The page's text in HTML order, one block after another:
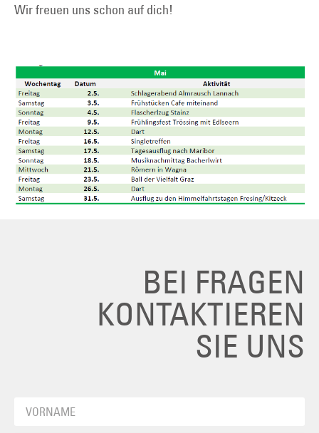
Wir freuen uns schon auf dich!
BEI FRAGEN
KONTAKTIEREN
SIE UNS